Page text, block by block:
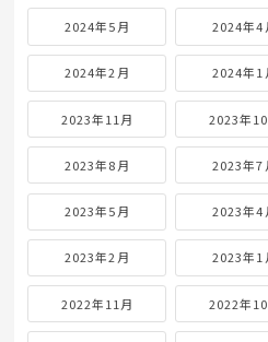
2025年8月 2025年7
2025年5月 2025年4
2025年2月 2025年1
2024年11月 2024年
2024年8月 2024年7
2024年5月 2024年4
2024年2月 2024年1
2023年11月 2023年